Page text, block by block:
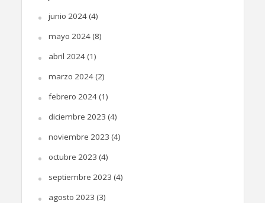
junio 2024(4)
mayo 2024(8)
abril 2024(1)
marzo 2024(2)
febrero 2024(1)
diciembre 2023 (4)
noviembre 2023 (4)
octubre 2023 (4)
septiembre 2023 (4)
agosto 2023 (3)